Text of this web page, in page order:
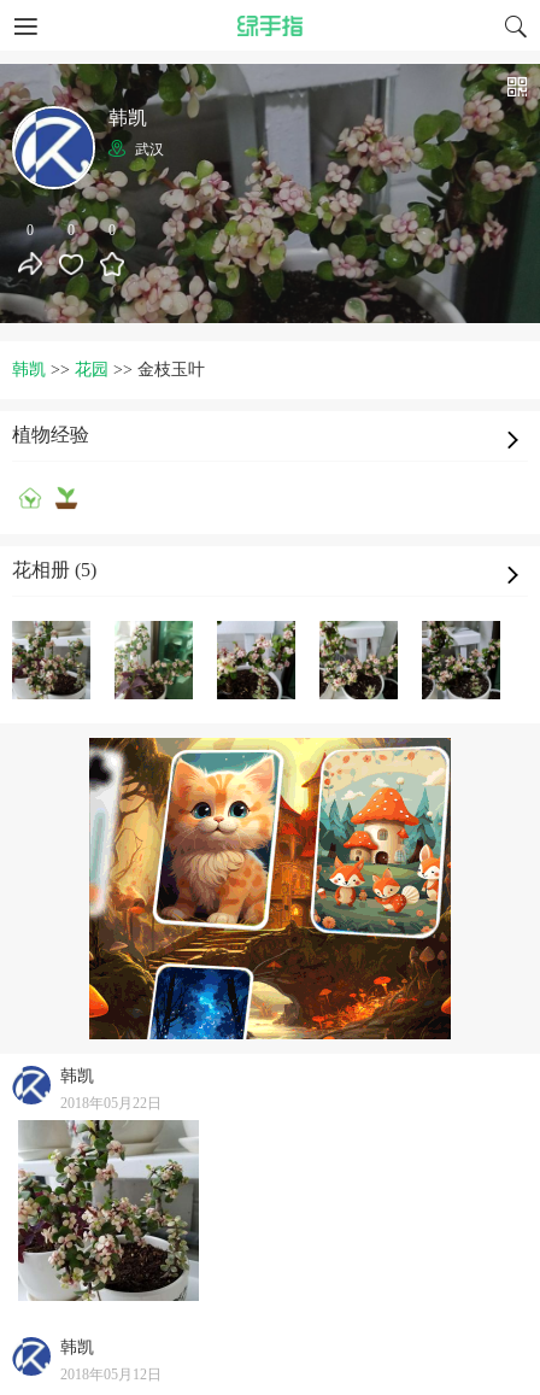
0 0 0
韩凯
武汉
韩凯 >> 花园 >> 金枝玉叶
植物经验
花相册 (5)
韩凯
2018年05月22日
韩凯
2018年05月12日